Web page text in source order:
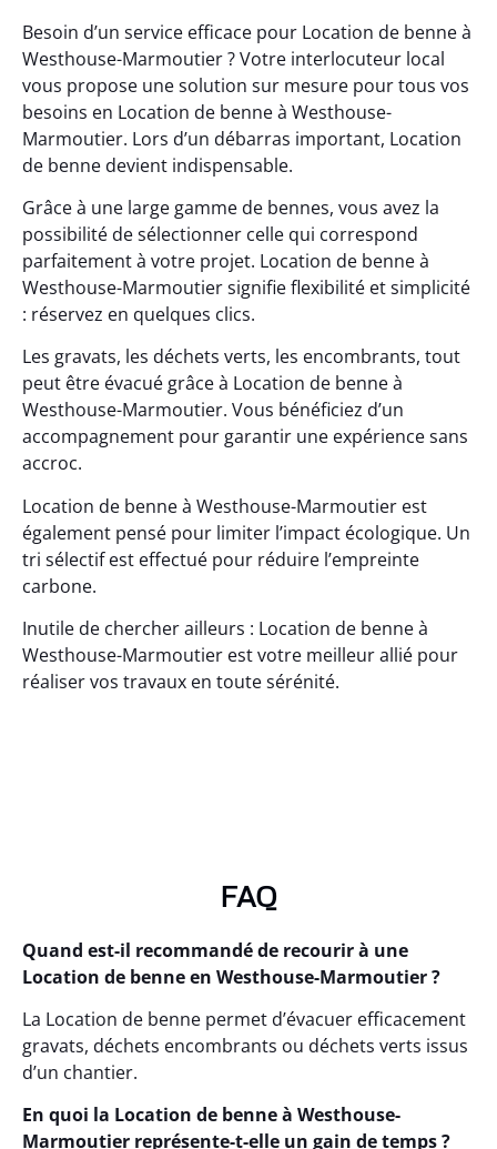
Besoin d’un service efficace pour Location de benne à
Westhouse-Marmoutier ? Votre interlocuteur local
vous propose une solution sur mesure pour tous vos
besoins en Location de benne à Westhouse-
Marmoutier. Lors d’un débarras important, Location
de benne devient indispensable.
Grâce à une large gamme de bennes, vous avez la
possibilité de sélectionner celle qui correspond
parfaitement à votre projet. Location de benne à
Westhouse-Marmoutier signifie flexibilité et simplicité
: réservez en quelques clics.
Les gravats, les déchets verts, les encombrants, tout
peut être évacué grâce à Location de benne à
Westhouse-Marmoutier. Vous bénéficiez d’un
accompagnement pour garantir une expérience sans
accroc.
Location de benne à Westhouse-Marmoutier est
également pensé pour limiter l’impact écologique. Un
tri sélectif est effectué pour réduire l’empreinte
carbone.
Inutile de chercher ailleurs : Location de benne à
Westhouse-Marmoutier est votre meilleur allié pour
réaliser vos travaux en toute sérénité.
FAQ
Quand est-il recommandé de recourir à une
Location de benne en Westhouse-Marmoutier ?
La Location de benne permet d’évacuer efficacement
gravats, déchets encombrants ou déchets verts issus
d’un chantier.
En quoi la Location de benne à Westhouse-
Marmoutier représente-t-elle un gain de temps ?